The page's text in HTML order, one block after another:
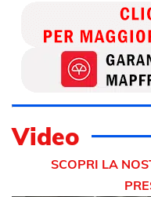
Video
SCOPRI LA